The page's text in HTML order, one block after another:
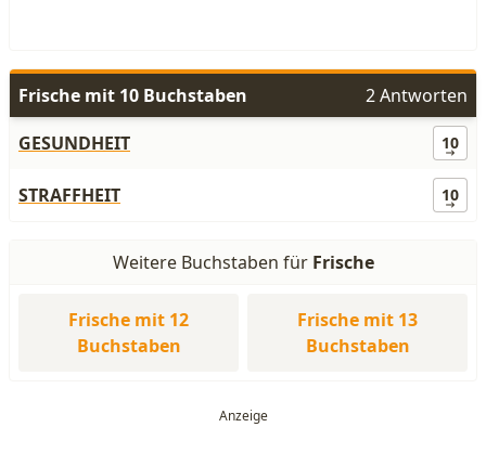
Frische mit 10 Buchstaben
2 Antworten
GESUNDHEIT
10
STRAFFHEIT 10
Weitere Buchstaben für Frische
Frische mit 12
Buchstaben
Frische mit 13
Buchstaben